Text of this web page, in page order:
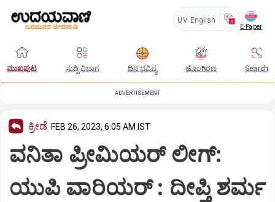
UV English
E-Paper
ಮುಖಪುಟ ಸುದ್ದಿ ವಿಭಾಗ ದಿನ ಭವಿಷ್ಯ ಹೊಂಗಿರಣ Search
ADVERTISEMENT
ಕ್ರೀಡೆ FEB 26, 2023, 6:05 AM IST
ವನಿತಾ ಪ್ರೀಮಿಯರ್‌ ಲೀಗ್‌:
ಯುಪಿ ವಾರಿಯರ್ : ದೀಪ್ತಿ ಶರ್ಮ